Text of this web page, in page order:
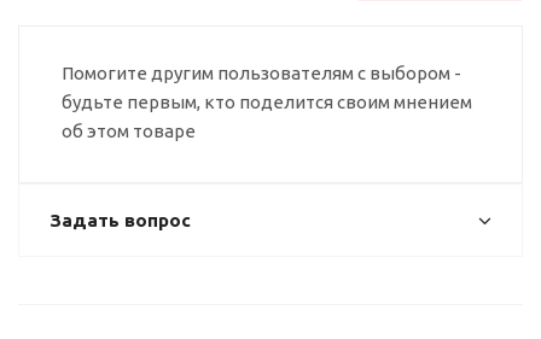
Помогите другим пользователям с выбором -
будьте первым, кто поделится своим мнением
об этом товаре
Задать вопрос